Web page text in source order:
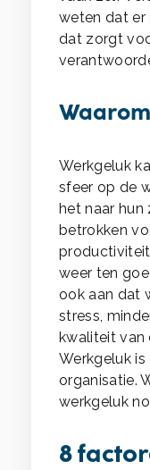
weten dat er
dat zorgt
Werkgeluk
sfeer op de
het naar hun
betrokken
weer ten
ook aan dat
stress,
kwaliteit van
Werkgeluk is
organisatie.
werkgeluk
8